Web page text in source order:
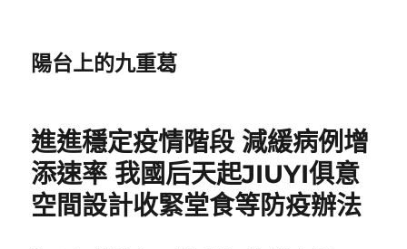
陽台上的九重葛
進進穩定疫情階段 減緩病例增
添速率 我國后天起JIUYI俱意
空間設計收緊堂食等防疫辦法